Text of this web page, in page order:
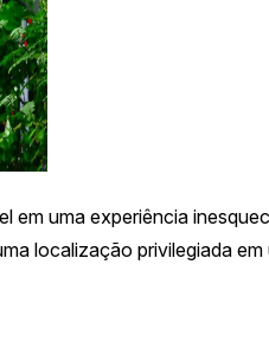
em uma experiência
localização privilegiada